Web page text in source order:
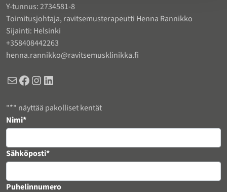
Y-tunnus: 2734581-8
Toimitusjohtaja, ravitsemusterapeutti Henna Rannikko
Sijainti: Helsinki
+358408442263
henna.rannikko@ravitsemusklinikka.fi
Sähköposti Facebook Instagram LinkedIn
"*" näyttää pakolliset kentät
Instagram
Kenttä on validointitarkoituksiin ja tulee jättää koskemattomaksi.
Nimi*
Sähköposti*
Puhelinnumero